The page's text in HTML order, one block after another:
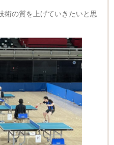
術の質を上げていきたいと思